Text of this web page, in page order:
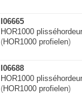
I06665
HOR1000
(HOR1000 profielen)
I06688
HOR1000
(HOR1000 profielen)